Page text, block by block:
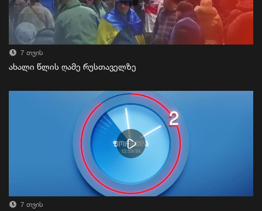
7 თვის
ახალი წლის ღამე რუსთაველზე
7 თვის